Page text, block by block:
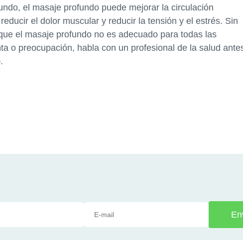
el masaje profundo puede mejorar la circulación
el dolor muscular y reducir la tensión y el estrés. Sin
el masaje profundo no es adecuado para todas las
o preocupación, habla con un profesional de la salud